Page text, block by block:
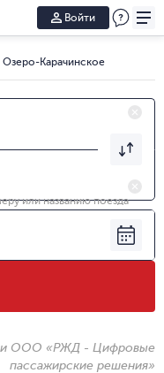
Войти
Карачинское
или названию поезда
ООО «РЖД - Цифровые
пассажирские решения»